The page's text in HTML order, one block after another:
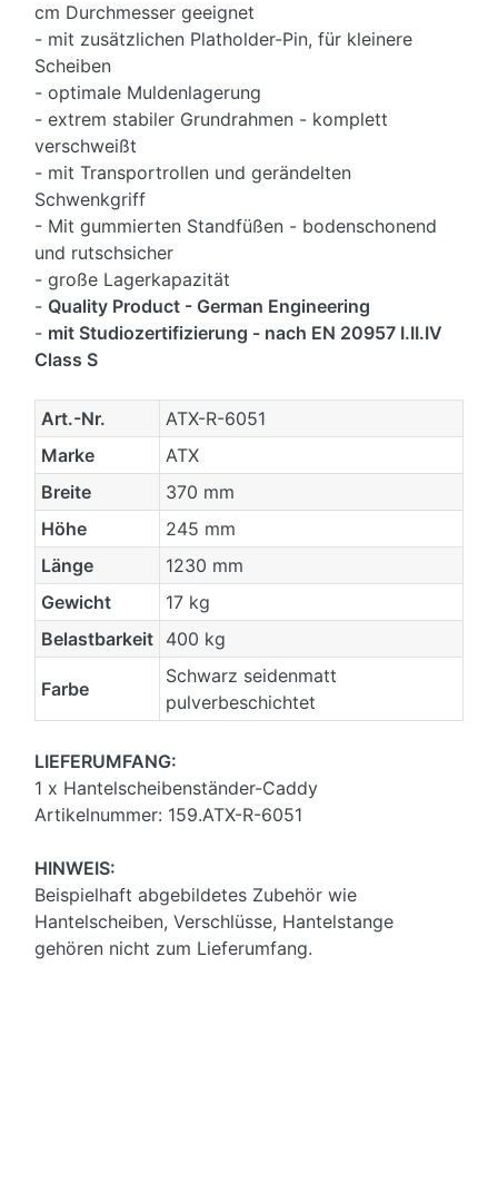
cm Durchmesser geeignet
- mit zusätzlichen Platholder-Pin, für kleinere
Scheiben
- optimale Muldenlagerung
- extrem stabiler Grundrahmen - komplett
verschweißt
- mit Transportrollen und gerändelten
Schwenkgriff
- Mit gummierten Standfüßen - bodenschonend
und rutschsicher
- große Lagerkapazität
- Quality Product - German Engineering
- mit Studiozertifizierung - nach EN 20957 I.II.IV
Class S
Art.-Nr.
ATX-R-6051
Marke
ATX
Breite
370 mm
Höhe
245 mm
Länge
1230 mm
Gewicht
17 kg
Belastbarkeit
400 kg
Farbe
Schwarz seidenmatt
pulverbeschichtet
LIEFERUMFANG:
1 x Hantelscheibenständer-Caddy
Artikelnummer: 159.ATX-R-6051
HINWEIS:
Beispielhaft abgebildetes Zubehör wie
Hantelscheiben, Verschlüsse, Hantelstange
gehören nicht zum Lieferumfang.